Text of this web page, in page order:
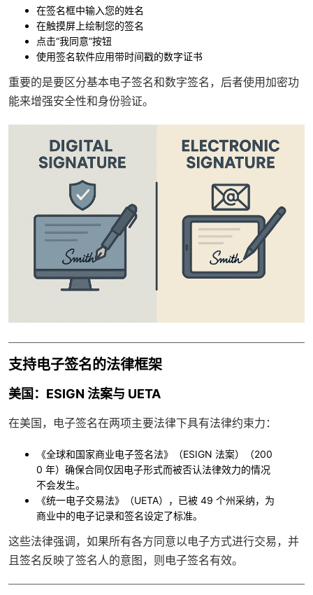
在签名框中输入您的姓名
在触摸屏上绘制您的签名
点击“我同意”按钮
使用签名软件应用带时间戳的数字证书
重要的是要区分基本电子签名和数字签名 ，后者使用加密功
能来增强安全性和身份验证。
支持电子签名的法律框架
美国：ESIGN 法案与 UETA
在美国，电子签名在两项主要法律下具有法律约束力：
《全球和国家商业电子签名法》（ESIGN 法案）
（200
0 年）确保合同仅因电子形式而被否认法律效力的情况
不会发生。
《统一电子交易法》（UETA）
，已被 49 个州采纳，为
商业中的电子记录和签名设定了标准。
这些法律强调，如果所有各方同意以电子方式进行交易，并
且签名反映了签名人的意图，则电子签名有效。